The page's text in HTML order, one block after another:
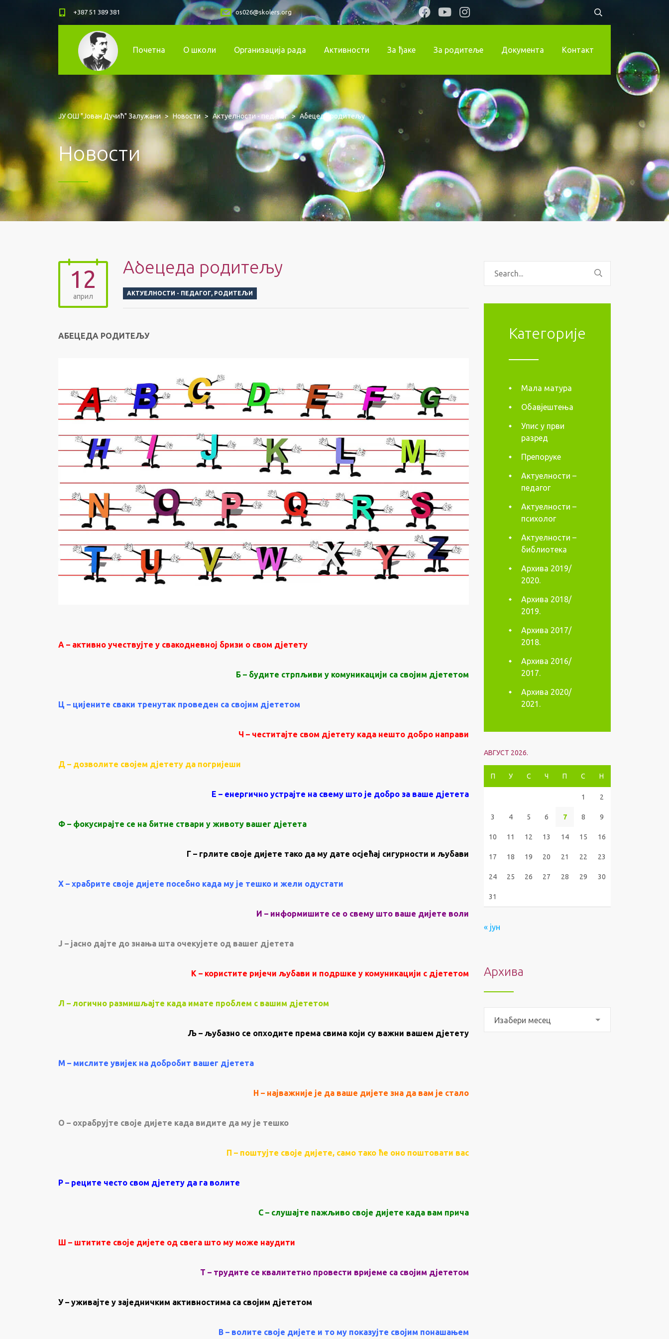
+387 51 389 381 os026@skolers.org
Почетна О школи Организација рада Активности За ђаке За родитеље Документа Контакт
ЈУ ОШ "Јован Дучић" Залужани > Новости > Актуелности - педагог > Абецеда родитељу
Новости
12
април
Абецеда родитељу
АКТУЕЛНОСТИ - ПЕДАГОГ, РОДИТЕЉИ
АБЕЦЕДА РОДИТЕЉУ
А – активно учествујте у свакодневној бризи о свом дјетету
Б – будите стрпљиви у комуникацији са својим дјететом
Ц – цијените сваки тренутак проведен са својим дјететом
Ч – честитајте свом дјетету када нешто добро направи
Д – дозволите својем дјетету да погријеши
Е – енергично устрајте на свему што је добро за ваше дјетета
Ф – фокусирајте се на битне ствари у животу вашег дјетета
Г – грлите своје дијете тако да му дате осјећај сигурности и љубави
Х – храбрите своје дијете посебно када му је тешко и жели одустати
И – информишите се о свему што ваше дијете воли
Ј – јасно дајте до знања шта очекујете од вашег дјетета
К – користите ријечи љубави и подршке у комуникацији с дјететом
Л – логично размишљајте када имате проблем с вашим дјететом
Љ – љубазно се опходите према свима који су важни вашем дјетету
М – мислите увијек на добробит вашег дјетета
Н – најважније је да ваше дијете зна да вам је стало
О – охрабрујте своје дијете када видите да му је тешко
П – поштујте своје дијете, само тако ће оно поштовати вас
Р – реците често свом дјетету да га волите
С – слушајте пажљиво своје дијете када вам прича
Ш – штитите своје дијете од свега што му може наудити
Т – трудите се квалитетно провести вријеме са својим дјететом
У – уживајте у заједничким активностима са својим дјететом
В – волите своје дијете и то му показујте својим понашањем
Категорије
Мала матура
Обавјештења
Упис у први
разред
Препоруке
Актуелности –
педагог
Актуелности –
психолог
Актуелности –
библиотека
Архива 2019/
2020.
Архива 2018/
2019.
Архива 2017/
2018.
Архива 2016/
2017.
Архива 2020/
2021.
АВГУСТ 2026.
П У С Ч П С Н
1 2
3 4 5 6 7 8 9
10 11 12 13 14 15 16
17 18 19 20 21 22 23
24 25 26 27 28 29 30
31
« јун
Архива
Изабери месец